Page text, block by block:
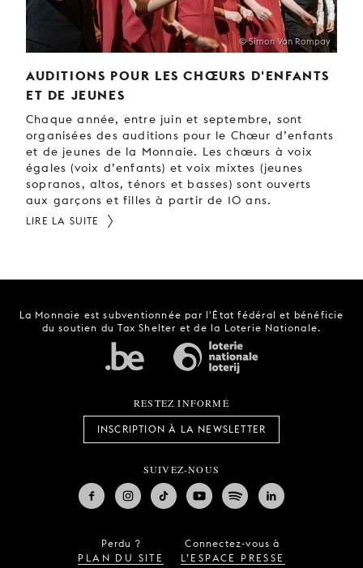
© Simon Van Rompay
AUDITIONS POUR LES CHŒURS D'ENFANTS
ET DE JEUNES
Chaque année, entre juin et septembre, sont
organisées des auditions pour le Chœur d’enfants
et de jeunes de la Monnaie. Les chœurs à voix
égales (voix d’enfants) et voix mixtes (jeunes
sopranos, altos, ténors et basses) sont ouverts
aux garçons et filles à partir de 10 ans.
LIRE LA SUITE
La Monnaie est subventionnée par l'État fédéral et bénéficie
du soutien du Tax Shelter et de la Loterie Nationale.
RESTEZ INFORMÉ
INSCRIPTION À LA NEWSLETTER
SUIVEZ-NOUS
Perdu ?
PLAN DU SITE
Connectez-vous à
L’ESPACE PRESSE